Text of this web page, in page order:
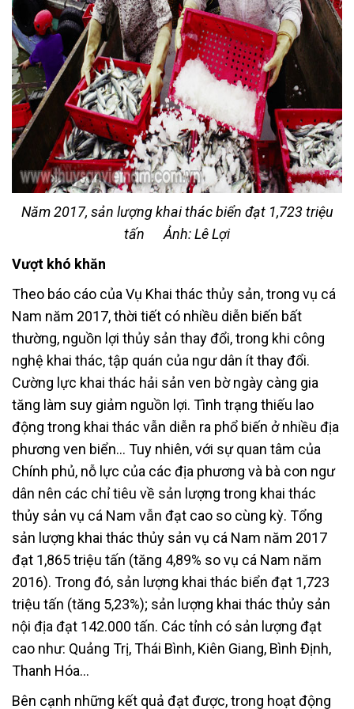
Năm 2017, sản lượng khai thác biển đạt 1,723 triệu
tấn
Ảnh: Lê Lợi
Vượt khó khăn
Theo báo cáo của Vụ Khai thác thủy sản, trong vụ cá
Nam năm 2017, thời tiết có nhiều diễn biến bất
thường, nguồn lợi thủy sản thay đổi, trong khi công
nghệ khai thác, tập quán của ngư dân ít thay đổi.
Cường lực khai thác hải sản ven bờ ngày càng gia
tăng làm suy giảm nguồn lợi. Tình trạng thiếu lao
động trong khai thác vẫn diễn ra phổ biến ở nhiều địa
phương ven biển… Tuy nhiên, với sự quan tâm của
Chính phủ, nỗ lực của các địa phương và bà con ngư
dân nên các chỉ tiêu về sản lượng trong khai thác
thủy sản vụ cá Nam vẫn đạt cao so cùng kỳ. Tổng
sản lượng khai thác thủy sản vụ cá Nam năm 2017
đạt 1,865 triệu tấn (tăng 4,89% so vụ cá Nam năm
2016). Trong đó, sản lượng khai thác biển đạt 1,723
triệu tấn (tăng 5,23%); sản lượng khai thác thủy sản
nội địa đạt 142.000 tấn. Các tỉnh có sản lượng đạt
cao như: Quảng Trị, Thái Bình, Kiên Giang, Bình Định,
Thanh Hóa…
Bên cạnh những kết quả đạt được, trong hoạt động